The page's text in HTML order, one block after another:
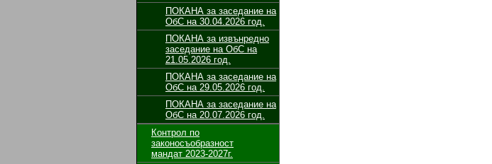
ПОКАНА за заседание на
ОбС на 30.04.2026 год.
ПОКАНА за извънредно
заседание на ОбС на
21.05.2026 год.
ПОКАНА за заседание на
ОбС на 29.05.2026 год.
ПОКАНА за заседание на
ОбС на 20.07.2026 год.
Контрол по
законосъобразност
мандат 2023-2027г.